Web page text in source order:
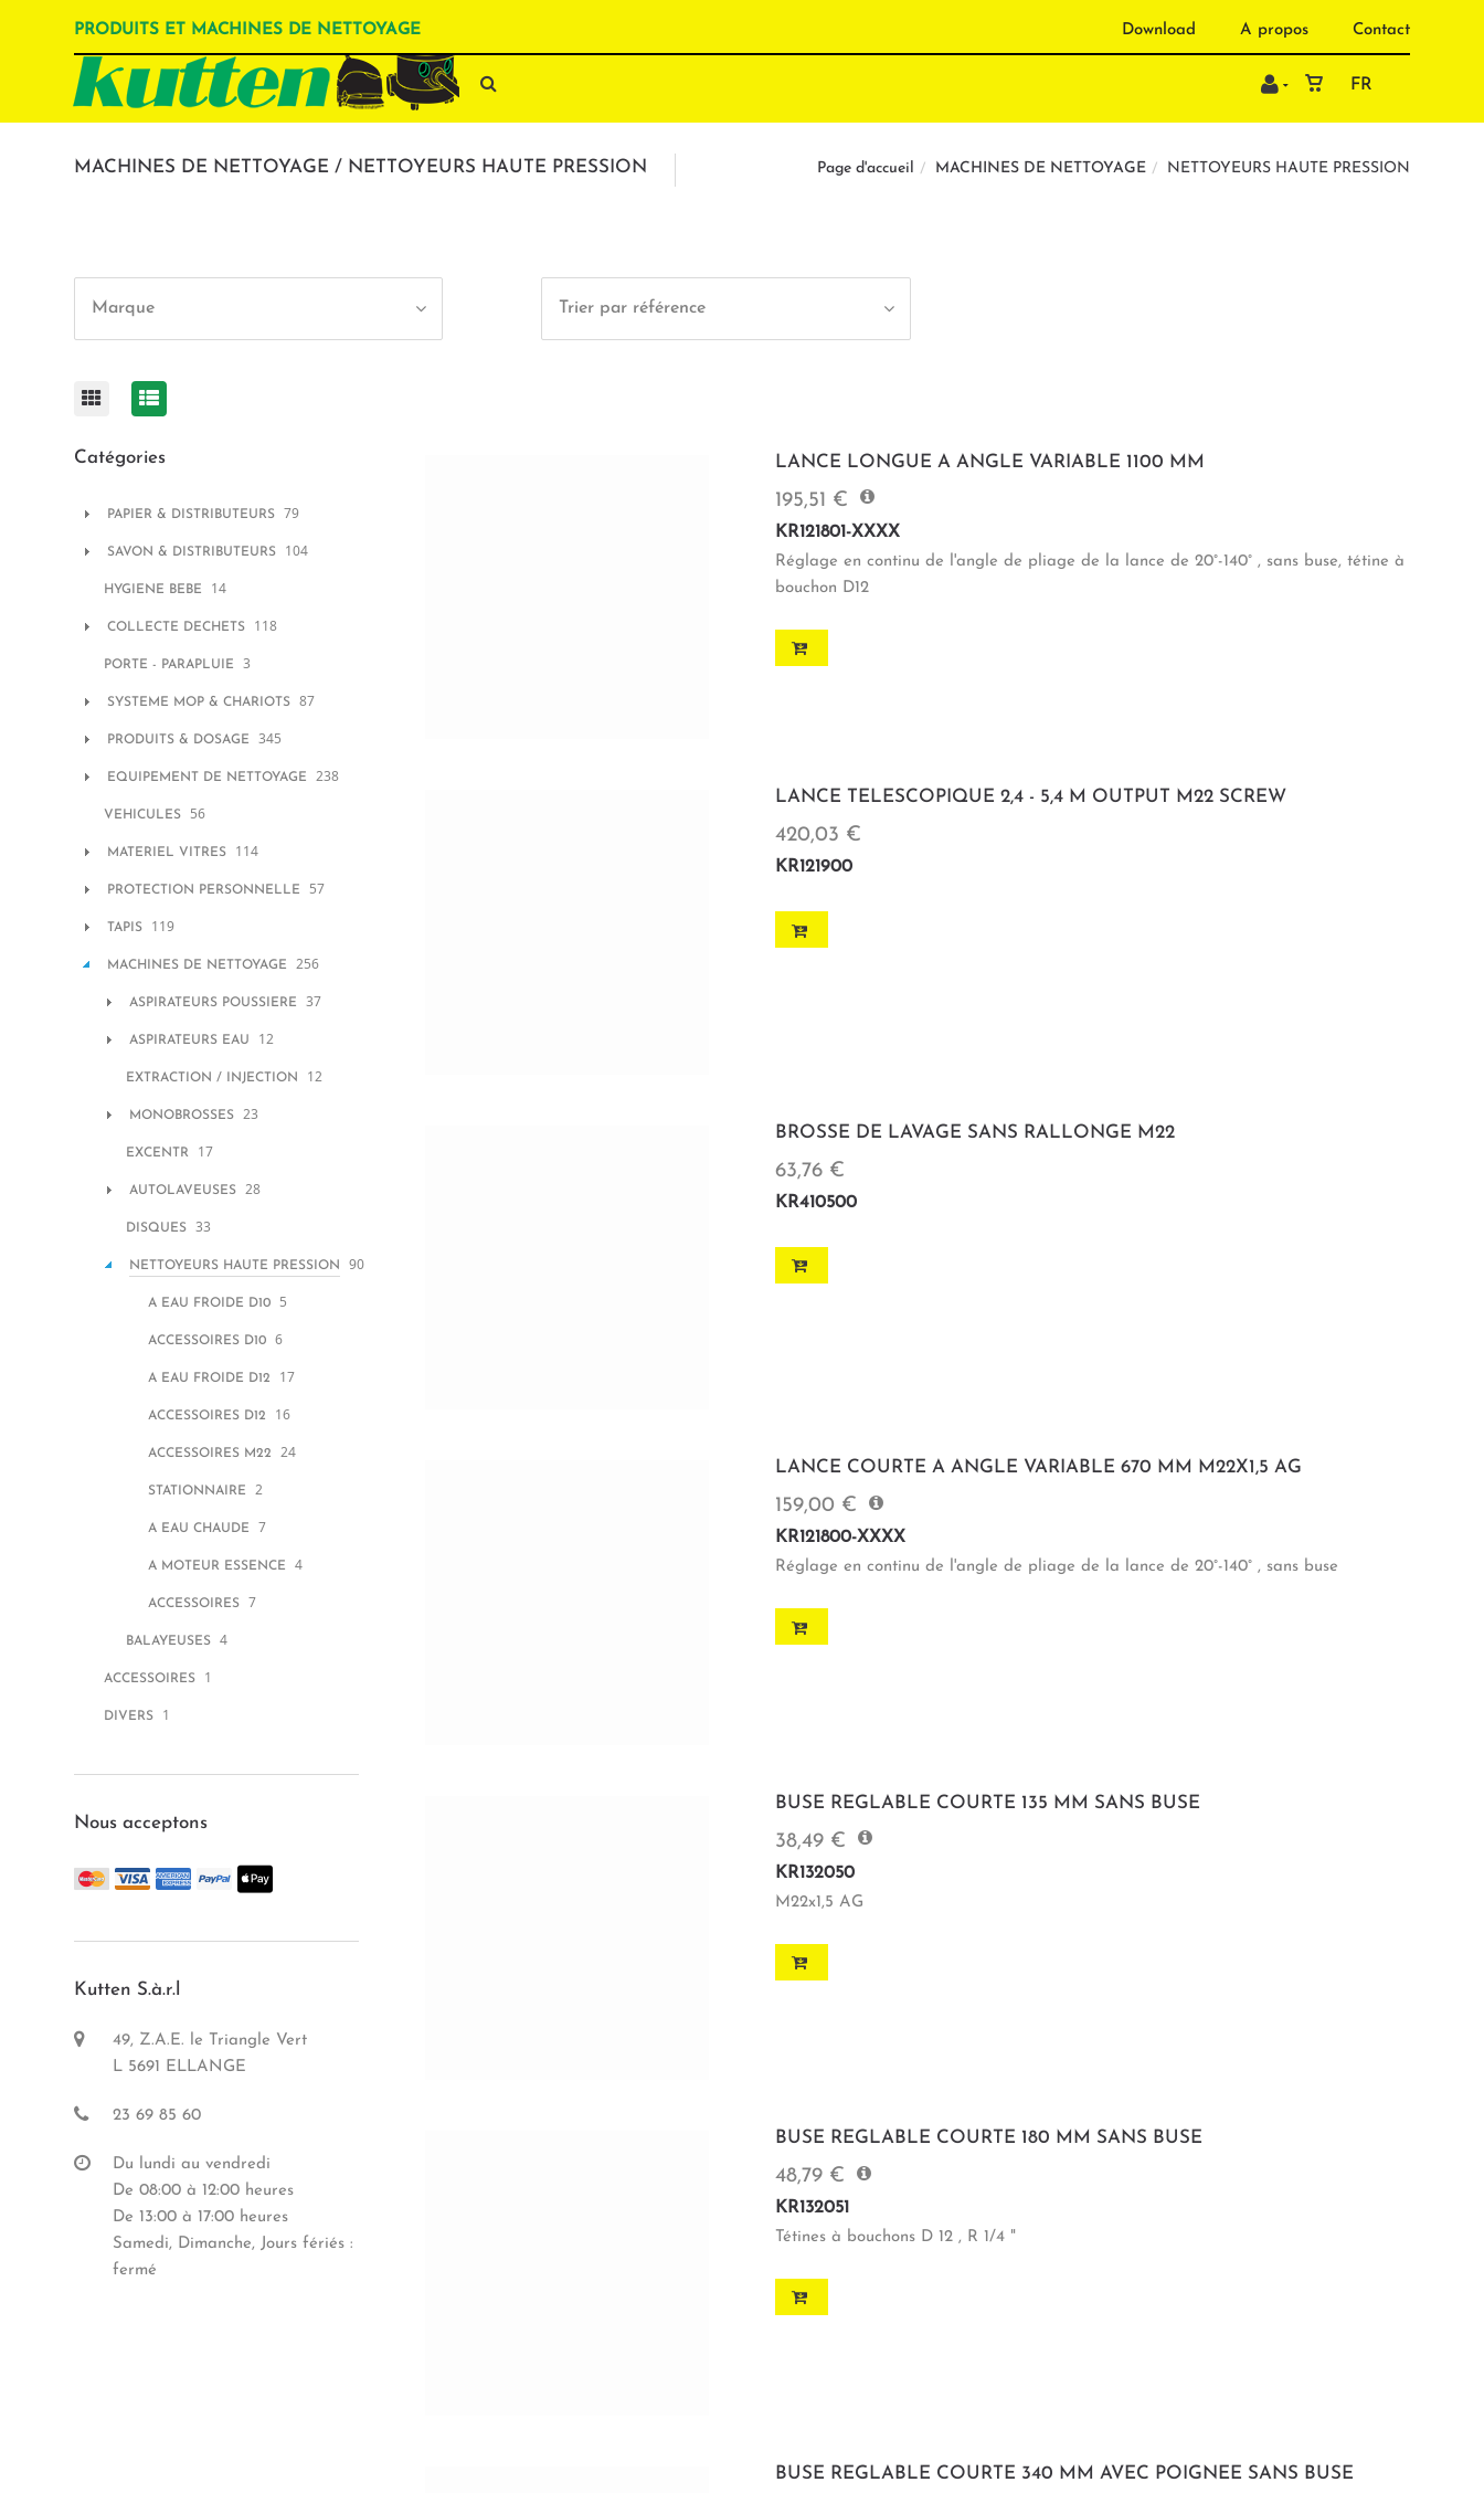
Download A propos Contact
PRODUITS ET MACHINES DE NETTOYAGE
FR
MACHINES DE NETTOYAGE / NETTOYEURS HAUTE PRESSION Page d'accueil MACHINES DE NETTOYAGE NETTOYEURS HAUTE PRESSION
Marque Trier par référence
LANCE LONGUE A ANGLE VARIABLE 1100 MM
195,51 €
KR121801-XXXX
Réglage en continu de l'angle de pliage de la lance de 20°-140° , sans buse, tétine à
bouchon D12
LANCE TELESCOPIQUE 2,4 - 5,4 M OUTPUT M22 SCREW
420,03 €
KR121900
BROSSE DE LAVAGE SANS RALLONGE M22
63,76 €
KR410500
LANCE COURTE A ANGLE VARIABLE 670 MM M22X1,5 AG
159,00 €
KR121800-XXXX
Réglage en continu de l'angle de pliage de la lance de 20°-140° , sans buse
BUSE REGLABLE COURTE 135 MM SANS BUSE
38,49 €
KR132050
M22x1,5 AG
BUSE REGLABLE COURTE 180 MM SANS BUSE
48,79 €
KR132051
Tétines à bouchons D 12 , R 1/4 "
BUSE REGLABLE COURTE 340 MM AVEC POIGNEE SANS BUSE
Catégories
PAPIER & DISTRIBUTEURS 79
SAVON & DISTRIBUTEURS 104
HYGIENE BEBE 14
COLLECTE DECHETS 118
PORTE - PARAPLUIE 3
SYSTEME MOP & CHARIOTS 87
PRODUITS & DOSAGE 345
EQUIPEMENT DE NETTOYAGE 238
VEHICULES 56
MATERIEL VITRES 114
PROTECTION PERSONNELLE 57
TAPIS 119
MACHINES DE NETTOYAGE 256
ASPIRATEURS POUSSIERE 37
ASPIRATEURS EAU 12
EXTRACTION / INJECTION 12
MONOBROSSES 23
EXCENTR 17
AUTOLAVEUSES 28
DISQUES 33
NETTOYEURS HAUTE PRESSION 90
A EAU FROIDE D10 5
ACCESSOIRES D10 6
A EAU FROIDE D12 17
ACCESSOIRES D12 16
ACCESSOIRES M22 24
STATIONNAIRE 2
A EAU CHAUDE 7
A MOTEUR ESSENCE 4
ACCESSOIRES 7
BALAYEUSES 4
ACCESSOIRES 1
DIVERS 1
Nous acceptons
Kutten S.à.r.l
49, Z.A.E. le Triangle Vert
L 5691 ELLANGE
23 69 85 60
Du lundi au vendredi
De 08:00 à 12:00 heures
De 13:00 à 17:00 heures
Samedi, Dimanche, Jours fériés :
fermé